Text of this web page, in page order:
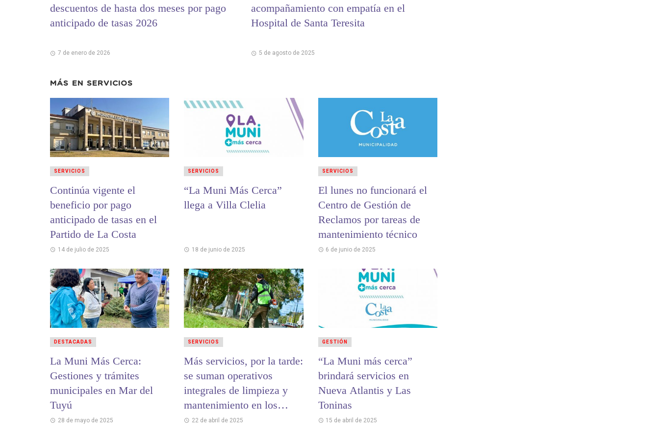
descuentos de hasta dos meses por pago
anticipado de tasas 2026
7 de enero de 2026
acompañamiento con empatía en el
Hospital de Santa Teresita
5 de agosto de 2025
MÁS EN SERVICIOS
Continúa vigente el
beneficio por pago
anticipado de tasas en el
Partido de La Costa
14 de julio de 2025
SERVICIOS
“La Muni Más Cerca”
llega a Villa Clelia
18 de junio de 2025
SERVICIOS
El lunes no funcionará el
Centro de Gestión de
Reclamos por tareas de
mantenimiento técnico
6 de junio de 2025
SERVICIOS
La Muni Más Cerca:
Gestiones y trámites
municipales en Mar del
Tuyú
28 de mayo de 2025
DESTACADAS
Más servicios, por la tarde:
se suman operativos
integrales de limpieza y
mantenimiento en los
barrios
22 de abril de 2025
SERVICIOS
“La Muni más cerca”
brindará servicios en
Nueva Atlantis y Las
Toninas
15 de abril de 2025
GESTIÓN